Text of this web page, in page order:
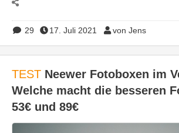
29 17. Juli 2021 von Jens
TEST Neewer Fotoboxen im
Welche macht die besseren
53€ und 89€